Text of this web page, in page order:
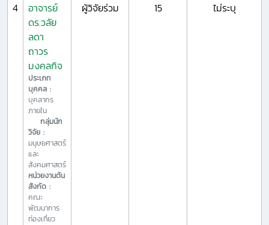
4
อาจารย์
ดร.วลัย
ลดา
ถาวร
มงคลกิจ
ประเภท
บุคคล :
บุคลากร
ภายใน
กลุ่มนัก
วิจัย :
มนุษยศาสตร์
และ
สังคมศาสตร์
หน่วยงานต้น
สังกัด :
คณะ
พัฒนาการ
ท่องเที่ยว
ผู้วิจัยร่วม 15 ไม่ระบุ